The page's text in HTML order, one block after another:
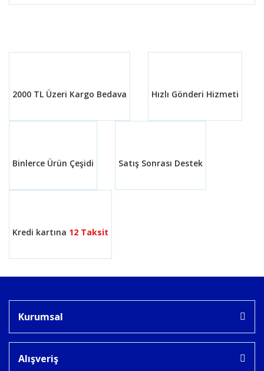
Yorum Yaz
Ürün bilgilerinde hatalar bulunuyor.
2000 TL Üzeri Kargo Bedava Hızlı Gönderi Hizmeti
Binlerce Ürün Çeşidi Satış Sonrası Destek
Kredi kartına 12 Taksit
Kurumsal
Alışveriş